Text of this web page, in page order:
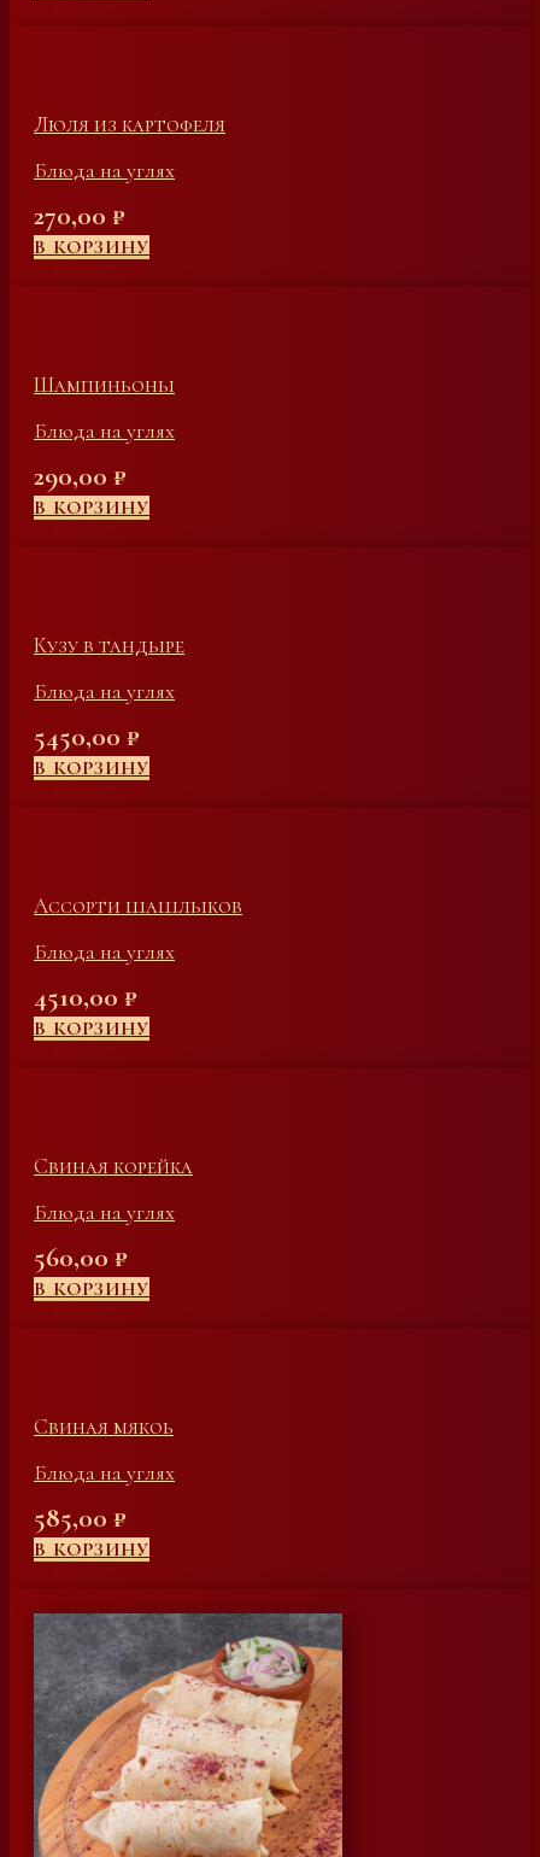
Люля из картофеля
Блюда на углях
270,00 ₽
В КОРЗИНУ
Шампиньоны
Блюда на углях
290,00 ₽
В КОРЗИНУ
Кузу в тандыре
Блюда на углях
5450,00 ₽
В КОРЗИНУ
Ассорти шашлыков
Блюда на углях
4510,00 ₽
В КОРЗИНУ
Свиная корейка
Блюда на углях
560,00 ₽
В КОРЗИНУ
Свиная мякоь
Блюда на углях
585,00 ₽
В КОРЗИНУ